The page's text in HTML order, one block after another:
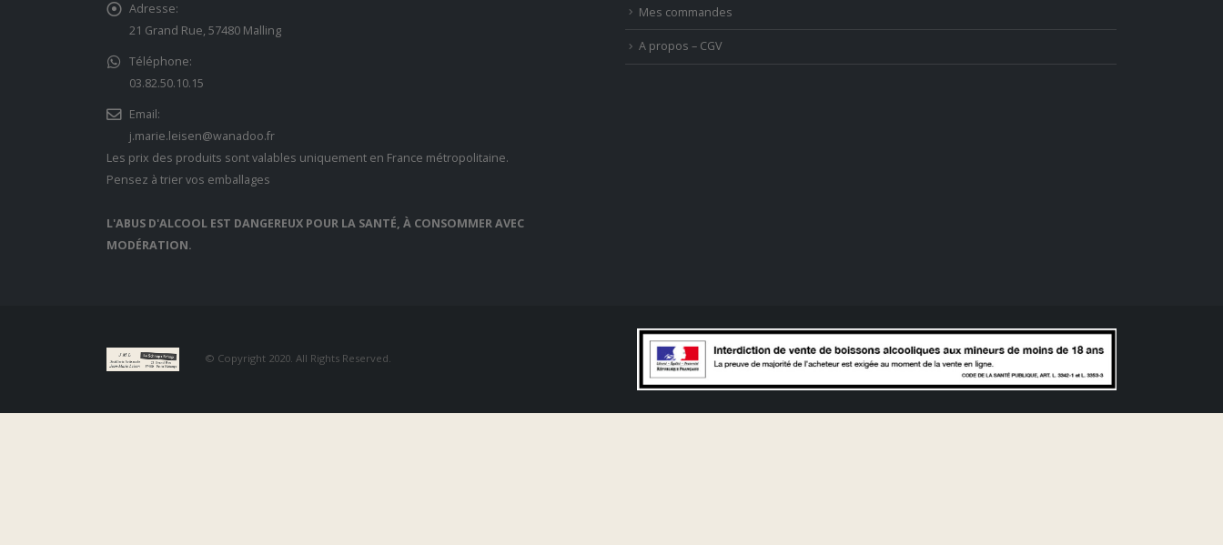
Adresse:
21 Grand Rue, 57480 Malling
Téléphone:
03.82.50.10.15
Email:
j.marie.leisen@wanadoo.fr
Les prix des produits sont valables uniquement en France métropolitaine.
Pensez à trier vos emballages
L'ABUS D'ALCOOL EST DANGEREUX POUR LA SANTÉ, À CONSOMMER AVEC
MODÉRATION.
Mes commandes
A propos – CGV
© Copyright 2020. All Rights Reserved.